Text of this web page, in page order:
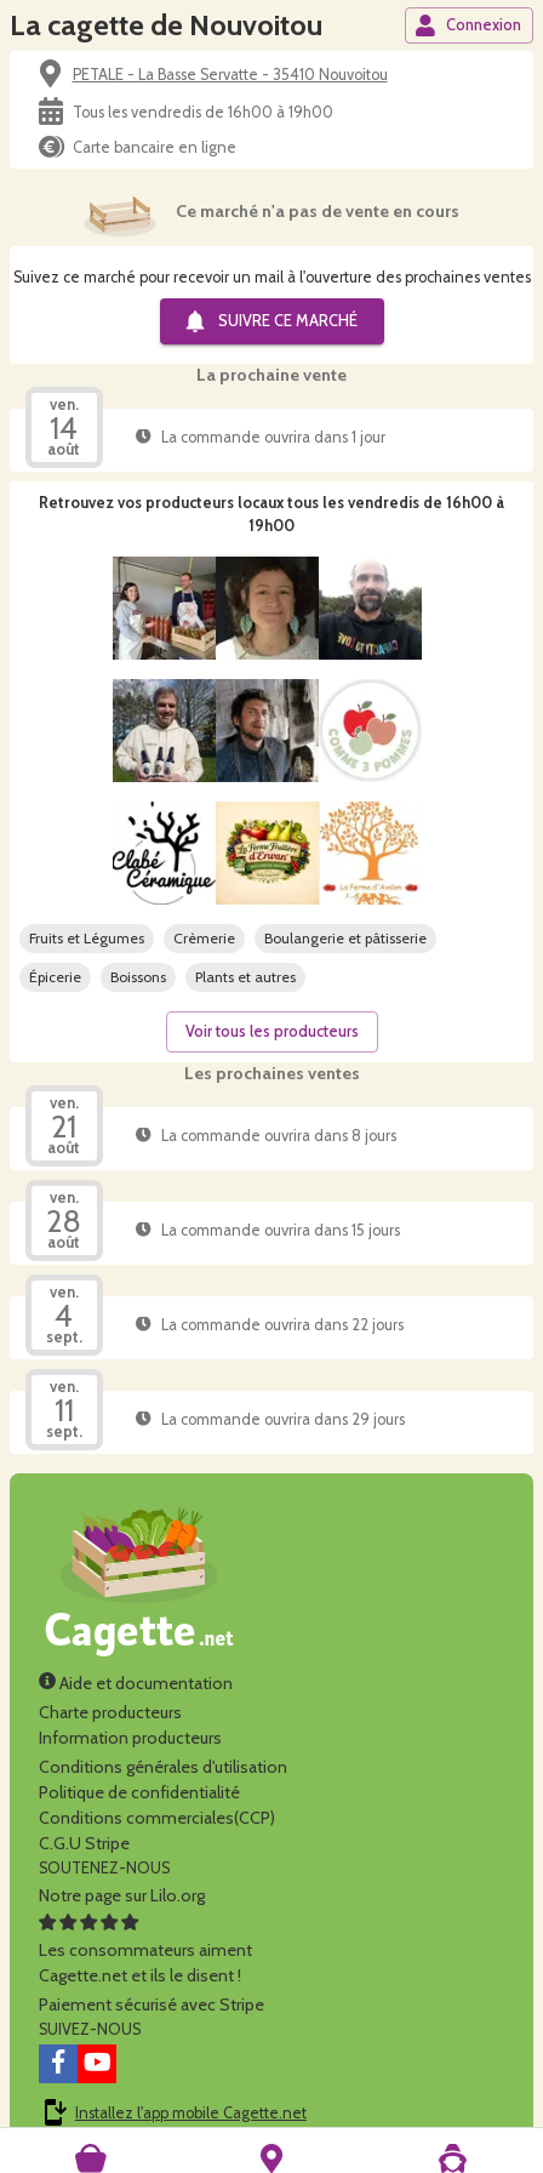
La cagette de Nouvoitou Connexion
PETALE - La Basse Servatte - 35410 Nouvoitou
Tous les vendredis de 16h00 à 19h00
Carte bancaire en ligne
Suivez ce marché pour recevoir un mail à l'ouverture des prochaines ventes
SUIVRE CE MARCHÉ
Ce marché n'a pas de vente en cours
La prochaine vente
ven.
14
août
La commande ouvrira dans 1 jour
Les prochaines ventes
ven.
21
août
La commande ouvrira dans 8 jours
ven.
28
août
La commande ouvrira dans 15 jours
ven.
4
sept.
La commande ouvrira dans 22 jours
ven.
11
sept.
La commande ouvrira dans 29 jours
Retrouvez vos producteurs locaux tous les vendredis de 16h00 à
19h00
Fruits et Légumes Crèmerie Boulangerie et pâtisserie
Épicerie Boissons Plants et autres
Voir tous les producteurs
Aide et documentation
Charte producteurs
Information producteurs
Conditions générales d'utilisation
Politique de confidentialité
Conditions commerciales(CCP)
C.G.U Stripe
SOUTENEZ-NOUS
Notre page sur Lilo.org
Les consommateurs aiment
Cagette.net et ils le disent !
Paiement sécurisé avec Stripe
SUIVEZ-NOUS
Installez l'app mobile Cagette.net
Cagette.net est réalisé par la SCOP Alilo